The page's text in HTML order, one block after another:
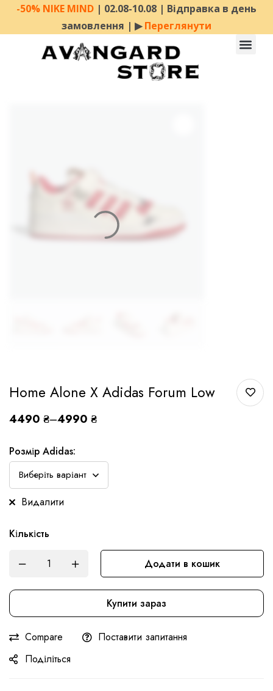
-50% NIKE MIND | 02.08-10.08 | Відправка в день
замовлення | ▶︎Переглянути
Home Alone X Adidas Forum Low
4490 ₴–4990 ₴
Розмір Adidas:
Видалити
Кількість
Додати в кошик
Купити зараз
Compare
Поставити запитання
Поділіться